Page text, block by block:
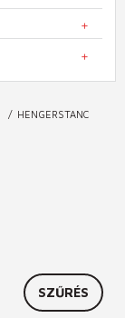
HENGERSTANC